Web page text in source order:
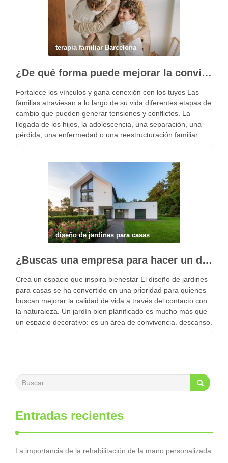
terapia familiar Barcelona
¿De qué forma puede mejorar la convivencia la terapia familiar?
Fortalece los vínculos y gana conexión con los tuyos Las
familias atraviesan a lo largo de su vida diferentes etapas de
cambio que pueden generar tensiones y conflictos. La
llegada de los hijos, la adolescencia, una separación, una
pérdida, una enfermedad o una reestructuración familiar
pueden alterar el equilibrio del …
diseño de jardines para casas
¿Buscas una empresa para hacer un diseño profesional de jardines en tu casa?
Crea un espacio que inspira bienestar El diseño de jardines
para casas se ha convertido en una prioridad para quienes
buscan mejorar la calidad de vida a través del contacto con
la naturaleza. Un jardín bien planificado es mucho más que
un espacio decorativo: es un área de convivencia, descanso,
…
Entradas recientes
La importancia de la rehabilitación de la mano personalizada